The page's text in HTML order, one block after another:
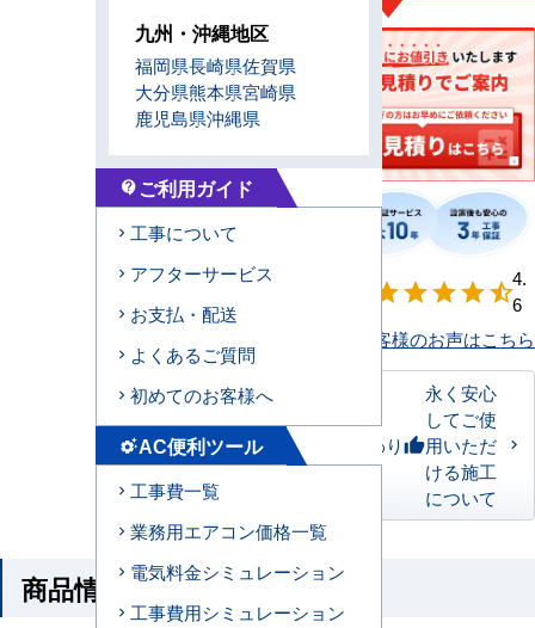
【形状別】満足
starstarstarstarstar_half
4.
6
お客様のお声はこちら
私たちのこだわりthumb_up
永く安心
してご使
用いただ
ける施工
について
商品情報
九州・沖縄地区
福岡県長崎県佐賀県
大分県熊本県宮崎県
鹿児島県沖縄県
contact_support ご利用ガイド
工事について
アフターサービス
お支払・配送
よくあるご質問
初めてのお客様へ
settings_suggestAC便利ツール
工事費一覧
業務用エアコン価格一覧
電気料金シミュレーション
工事費用シミュレーション